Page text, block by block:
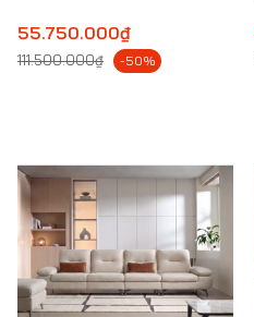
55.750.000₫
111.500.000₫ -50%